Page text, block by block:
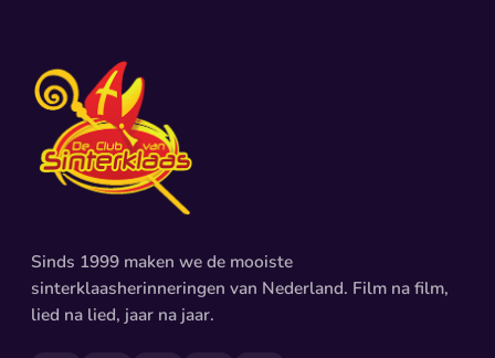
Sinds 1999 maken we de mooiste
sinterklaasherinneringen van Nederland. Film na film,
lied na lied, jaar na jaar.